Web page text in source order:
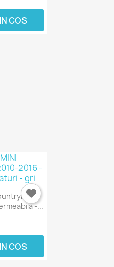
COS
-...
COS